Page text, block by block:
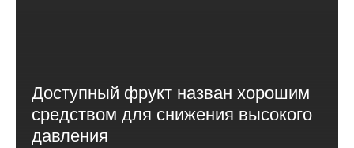
Доступный фрукт назван хорошим
средством для снижения высокого
давления